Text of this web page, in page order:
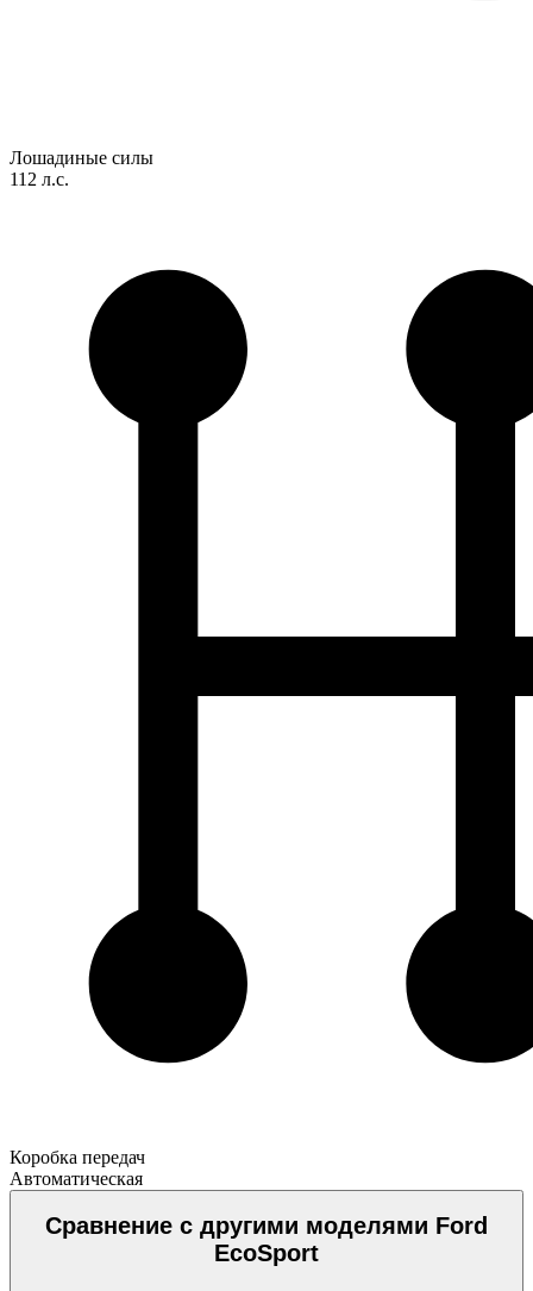
Лошадиные силы
112 л.с.
Коробка передач
Автоматическая
Сравнение с другими моделями Ford
EcoSport